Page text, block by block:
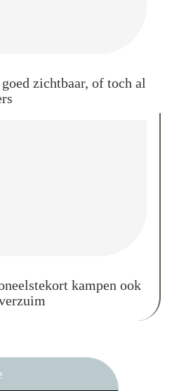
zichtbaar, of toch al
kampen ook